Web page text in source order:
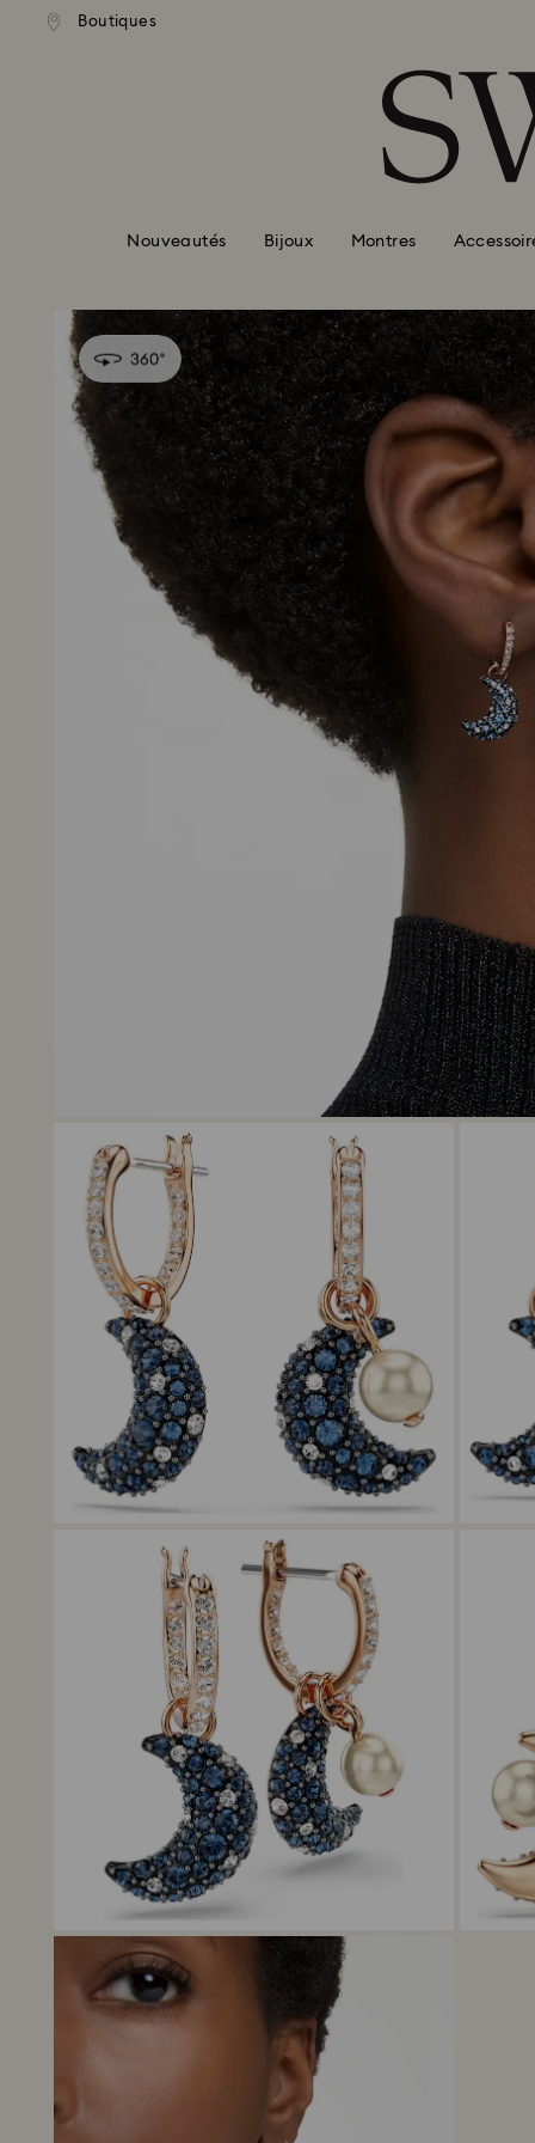
Accesskeys list
Boutiques
standard gratuite pour
supérieure à 110 CHF
Nouveautés Bijoux Montres